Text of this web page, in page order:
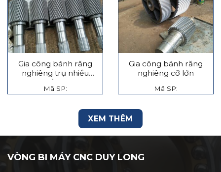
Gia công bánh răng
nghiêng trụ nhiều
tầng
Mã SP:
Gia công bánh răng
nghiêng cỡ lớn
Mã SP:
XEM THÊM
VÒNG BI MÁY CNC DUY LONG